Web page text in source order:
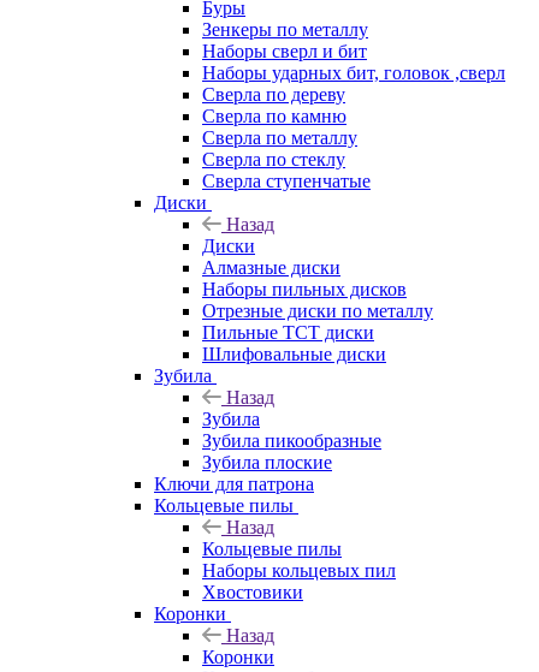
Буры
Зенкеры по металлу
Наборы сверл и бит
Наборы ударных бит, головок ,сверл
Сверла по дереву
Сверла по камню
Сверла по металлу
Сверла по стеклу
Сверла ступенчатые
Диски
Назад
Диски
Алмазные диски
Наборы пильных дисков
Отрезные диски по металлу
Пильные TCT диски
Шлифовальные диски
Зубила
Назад
Зубила
Зубила пикообразные
Зубила плоские
Ключи для патрона
Кольцевые пилы
Назад
Кольцевые пилы
Наборы кольцевых пил
Хвостовики
Коронки
Назад
Коронки